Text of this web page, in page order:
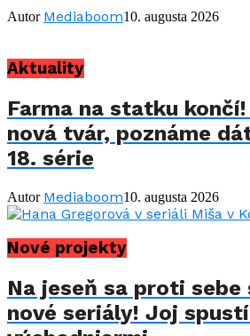
Autor Mediaboom10. augusta 2026
Aktuality
Farma na statku
nová tvár, poznáme
18. série
Autor Mediaboom10. augusta 2026
Nové projekty
Na jeseň sa proti
nové seriály! Joj